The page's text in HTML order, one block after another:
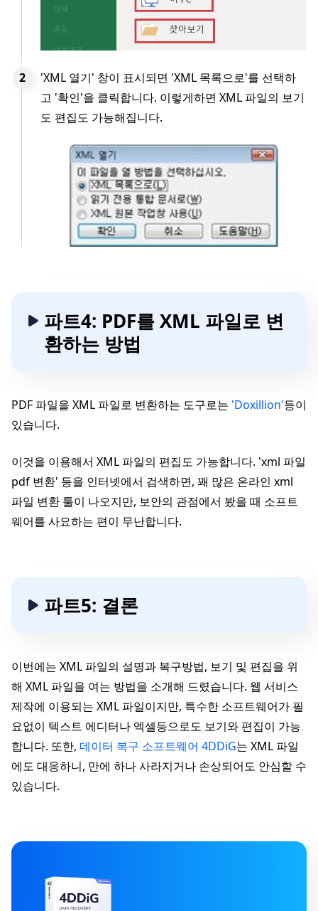
'XML 열기' 창이 표시되면 'XML 목록으로'를 선택하
고 '확인'을 클릭합니다. 이렇게하면 XML 파일의 보기
도 편집도 가능해집니다.
파트4: PDF를 XML 파일로 변
환하는 방법
PDF 파일을 XML 파일로 변환하는 도구로는 'Doxillion'등이
있습니다.
이것을 이용해서 XML 파일의 편집도 가능합니다. 'xml 파일
pdf 변환' 등을 인터넷에서 검색하면, 꽤 많은 온라인 xml
파일 변환 툴이 나오지만, 보안의 관점에서 봤을 때 소프트
웨어를 사요하는 편이 무난합니다.
파트5: 결론
이번에는 XML 파일의 설명과 복구방법, 보기 및 편집을 위
해 XML 파일을 여는 방법을 소개해 드렸습니다. 웹 서비스
제작에 이용되는 XML 파일이지만, 특수한 소프트웨어가 필
요없이 텍스트 에디터나 엑셀등으로도 보기와 편집이 가능
합니다. 또한, 데이터 복구 소프트웨어 4DDiG는 XML 파일
에도 대응하니, 만에 하나 사라지거나 손상되어도 안심할 수
있습니다.